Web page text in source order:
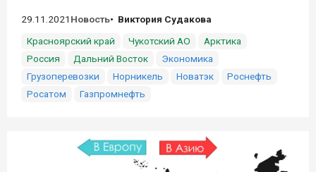
29.11.2021 Новость
Виктория Судакова
Красноярский край
Чукотский АО
Арктика
Россия
Дальний Восток
Экономика
Грузоперевозки
Норникель Новатэк
Роснефть
Росатом
Газпромнефть